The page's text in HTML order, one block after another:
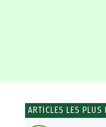
ARTICLES LES PLUS